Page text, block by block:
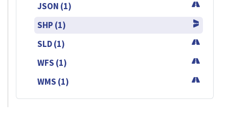
JSON (1)
SHP (1)
SLD (1)
WFS (1)
WMS (1)